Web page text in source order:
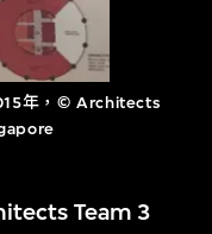
年，© Architects
Team 3